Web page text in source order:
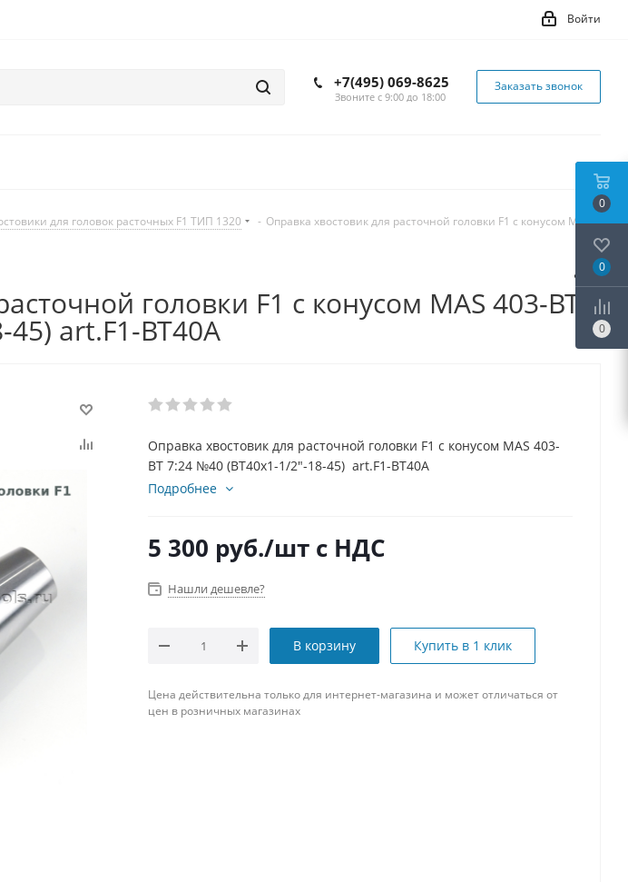
Войти
+7(495) 069-8625
Звоните с 9:00 до 18:00
Заказать звонок
для головок расточных F1 ТИП 1320 - Оправка хвостовик для расточной головки F1 с конусом MAS
головки F1 с конусом MAS 403-BT
art.F1-BT40A
Оправка хвостовик для расточной головки F1 с конусом MAS 403-
BT 7:24 №40 (BT40x1-1/2"-18-45) art.F1-BT40A
Подробнее
5 300 руб./шт с НДС
Нашли дешевле?
В корзину Купить в 1 клик
Цена действительна только для интернет-магазина и может отличаться от
цен в розничных магазинах
0
0
0